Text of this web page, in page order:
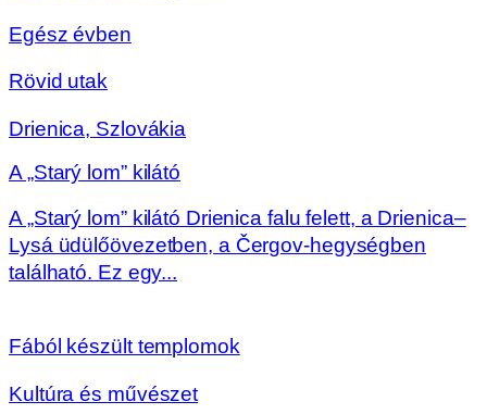
Egész évben
Rövid utak
Drienica, Szlovákia
A „Starý lom” kilátó
A „Starý lom” kilátó Drienica falu felett, a Drienica–
Lysá üdülőövezetben, a Čergov-hegységben
található. Ez egy...
Fából készült templomok
Kultúra és művészet